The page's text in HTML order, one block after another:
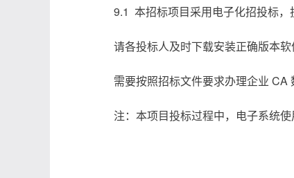
9.1 本招标项目采用电子化招投标，
请各投标人及时下载安装正确版本
需要按照招标文件要求办理企业 CA
注：本项目投标过程中，电子系统